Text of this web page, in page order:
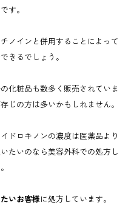
す。
ノインと併用することによって
きるでしょう。
化粧品も数多く販売されていま
じの方は多いかもしれません。
ドロキノンの濃度は医薬品より
たいのなら美容外科での処方し
いお客様に処方しています。